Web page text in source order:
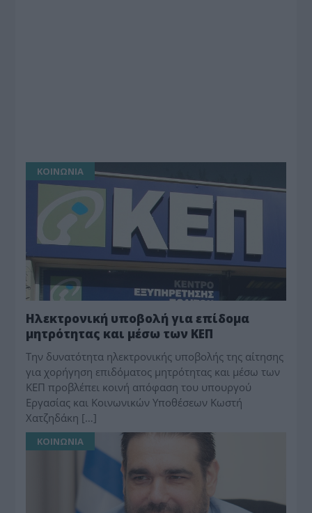
ΚΟΙΝΩΝΙΑ
Ηλεκτρονική υποβολή για επίδομα
μητρότητας και μέσω των ΚΕΠ
Την δυνατότητα ηλεκτρονικής υποβολής της αίτησης
για χορήγηση επιδόματος μητρότητας και μέσω των
ΚΕΠ προβλέπει κοινή απόφαση του υπουργού
Εργασίας και Κοινωνικών Υποθέσεων Κωστή
Χατζηδάκη […]
ΚΟΙΝΩΝΙΑ